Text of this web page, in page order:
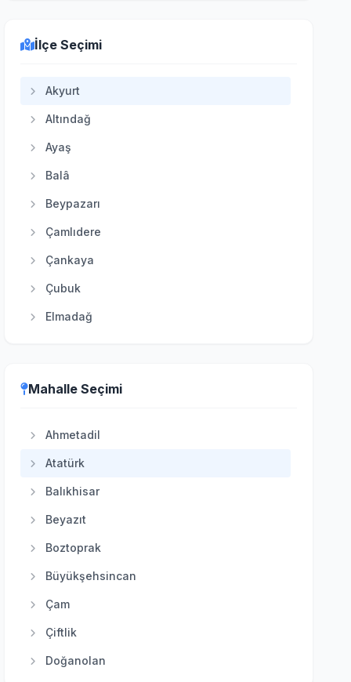
İlçe Seçimi
Akyurt
Altındağ
Ayaş
Balâ
Beypazarı
Çamlıdere
Çankaya
Çubuk
Elmadağ
Güdül
Haymana
Kahramankazan
Kalecik
Keçiören
Kızılcahamam
Mamak
Nallıhan
Polatlı
Mahalle Seçimi
Ahmetadil
Atatürk
Balıkhisar
Beyazıt
Boztoprak
Büyükşehsincan
Çam
Çiftlik
Doğanolan